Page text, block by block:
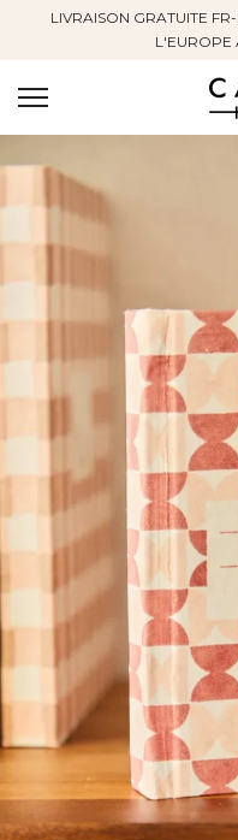
SauterLIVRAISON GRATUITE
L'EUROPE